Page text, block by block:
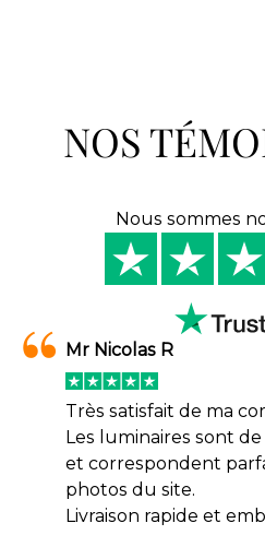
NOS
Nous sommes
Mr Nicolas R
Très satisfait de ma
Les luminaires sont
et correspondent
photos du site.
Livraison rapide et